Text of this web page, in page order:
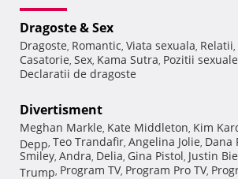
Dragoste & Sex
Dragoste, Romantic, Viata sexuala, Relatii,
Casatorie, Sex, Kama Sutra, Pozitii
Declaratii de dragoste
Divertisment
Meghan Markle, Kate Middleton, Kim
Depp, Teo Trandafir, Angelina Jolie, Dana
Smiley, Andra, Delia, Gina Pistol, Justin
Trump, Program TV, Program Pro TV,